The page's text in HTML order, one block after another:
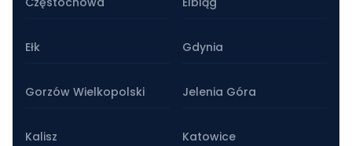
Ełk Gdynia
Gorzów Wielkopolski Jelenia Góra
Kalisz Katowice